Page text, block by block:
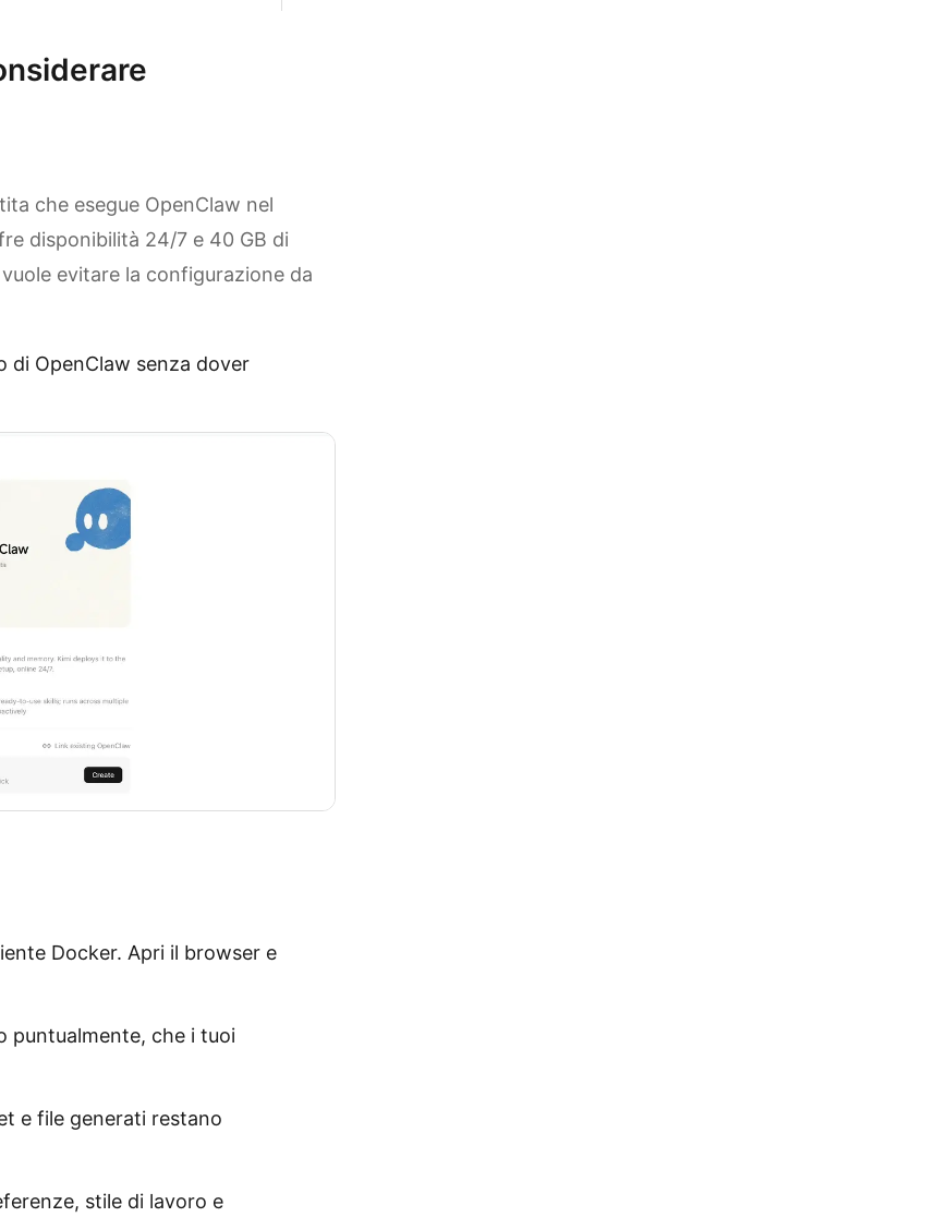
che esegue OpenClaw nel
disponibilità 24/7 e 40 GB di
evitare la configurazione da
di OpenClaw senza dover
Docker. Apri il browser e
puntualmente, che i tuoi
e file generati restano
stile di lavoro e